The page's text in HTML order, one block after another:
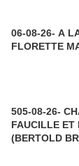
06-08-26- A
FLORETTE
505-08-26-
FAUCILLE ET
(BERTOLD